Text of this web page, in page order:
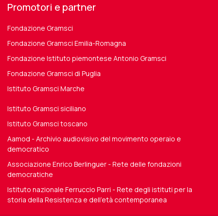
Promotori e partner
Fondazione Gramsci
Fondazione Gramsci Emilia-Romagna
Fondazione Istituto piemontese Antonio Gramsci
Fondazione Gramsci di Puglia
Istituto Gramsci Marche
Istituto Gramsci siciliano
Istituto Gramsci toscano
Aamod - Archivio audiovisivo del movimento operaio e
democratico
Associazione Enrico Berlinguer - Rete delle fondazioni
democratiche
Istituto nazionale Ferruccio Parri - Rete degli istituti per la
storia della Resistenza e dell'età contemporanea